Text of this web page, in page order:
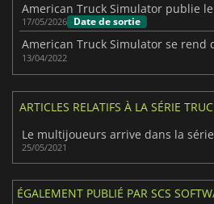
17/05/2026 Date de sortie
13/04/2022
ARTICLES RELATIFS À LA SÉRIE
25/05/2021
ÉGALEMENT PUBLIÉ PAR SCS